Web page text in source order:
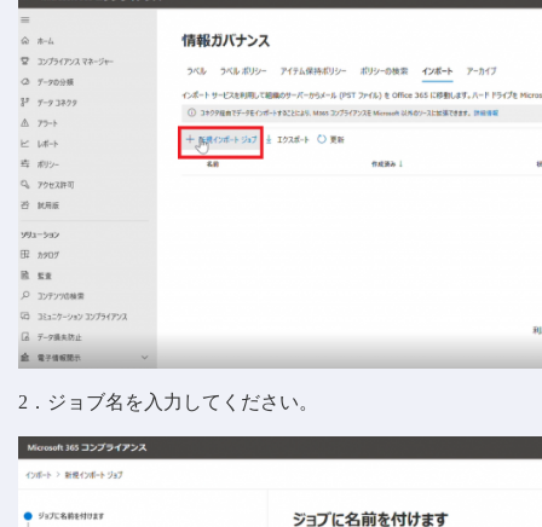
2．ジョブ名を入力してください。